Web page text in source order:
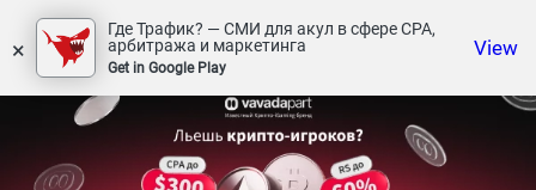
×
Где Трафик? — СМИ для акул в сфере СРА,
арбитража и маркетинга
Get in Google Play
View